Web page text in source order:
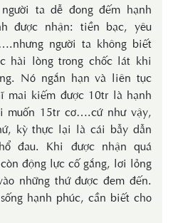
ta dễ đong đếm hạnh
được nhận: tiền bạc, yêu
người ta không biết
hài lòng trong chốc lát khi
Nó ngắn hạn và liên tục
mai kiếm được 10tr là hạnh
muốn 15tr cơ….cứ như vậy,
kỳ thực lại là cái bẫy dẫn
đau. Khi được nhận quá
động lực cố gắng, lơi lỏng
những thứ được đem đến.
hạnh phúc, cần biết cho